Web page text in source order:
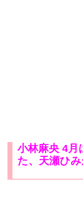
小林麻央 4月
た、天瀬ひ